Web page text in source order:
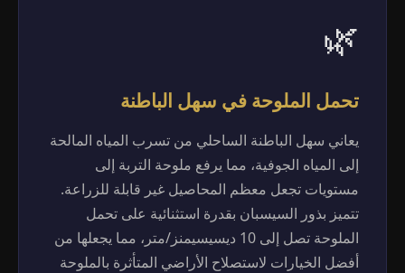
🌿
تحمل الملوحة في سهل الباطنة
يعاني سهل الباطنة الساحلي من تسرب المياه المالحة
إلى المياه الجوفية، مما يرفع ملوحة التربة إلى
مستويات تجعل معظم المحاصيل غير قابلة للزراعة.
تتميز بذور السيسبان بقدرة استثنائية على تحمل
الملوحة تصل إلى 10 ديسيسيمنز/متر، مما يجعلها من
أفضل الخيارات لاستصلاح الأراضي المتأثرة بالملوحة